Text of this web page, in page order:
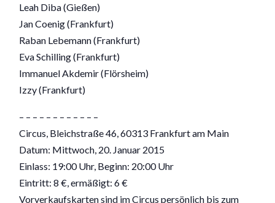
Leah Diba (Gießen)
Jan Coenig (Frankfurt)
Raban Lebemann (Frankfurt)
Eva Schilling (Frankfurt)
Immanuel Akdemir (Flörsheim)
Izzy (Frankfurt)
– – – – – – – – – – – –
Circus, Bleichstraße 46, 60313 Frankfurt am Main
Datum: Mittwoch, 20. Januar 2015
Einlass: 19:00 Uhr, Beginn: 20:00 Uhr
Eintritt: 8 €, ermäßigt: 6 €
Vorverkaufskarten sind im Circus persönlich bis zum